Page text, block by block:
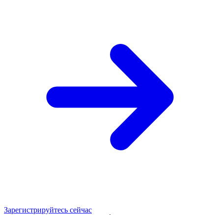
Зарегистрируйтесь сейчас